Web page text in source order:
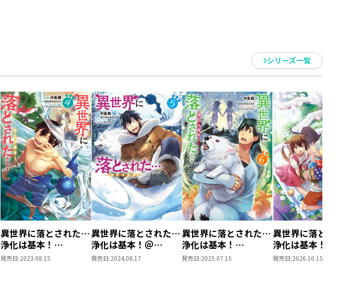
シリーズ一覧
異世界に落とされた…
浄化は基本！
@COMIC 第4巻
発売日:2023.08.15
異世界に落とされた…
浄化は基本！＠
COMIC 第5巻
発売日:2024.08.17
異世界に落とされた…
浄化は基本！
@COMIC 第6巻
発売日:2025.07.15
異世界に落とされ
浄化は基本！
@COMIC 第7巻
発売日:2026.10.15